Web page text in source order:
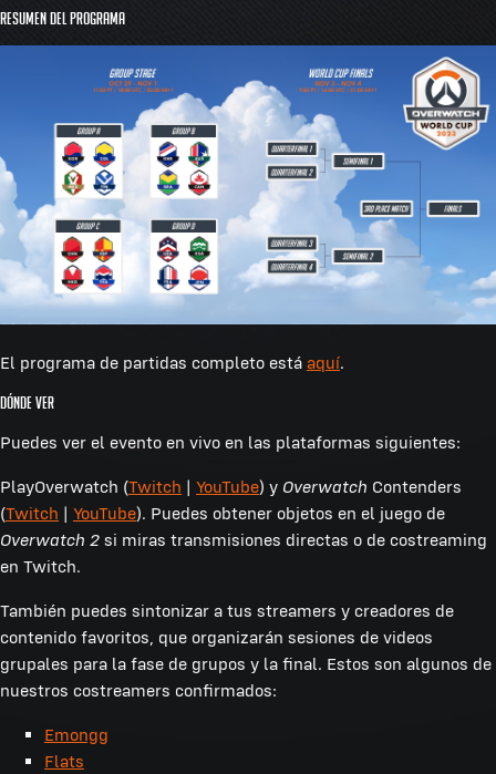
Resumen del programa
El programa de partidas completo está aquí.
Dónde ver
Puedes ver el evento en vivo en las plataformas siguientes:
PlayOverwatch (Twitch | YouTube) y Overwatch Contenders
(Twitch | YouTube). Puedes obtener objetos en el juego de
Overwatch 2 si miras transmisiones directas o de costreaming
en Twitch.
También puedes sintonizar a tus streamers y creadores de
contenido favoritos, que organizarán sesiones de videos
grupales para la fase de grupos y la final. Estos son algunos de
nuestros costreamers confirmados:
Emongg
Flats